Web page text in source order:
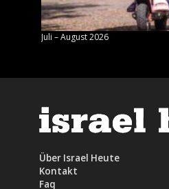
Juli – August 2026
Über Israel Heute
Kontakt
Faq